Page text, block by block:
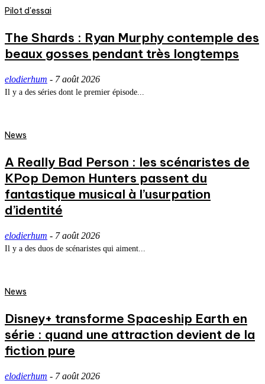
Pilot d'essai
The Shards : Ryan Murphy contemple des
beaux gosses pendant très longtemps
elodierhum - 7 août 2026
Il y a des séries dont le premier épisode...
News
A Really Bad Person : les scénaristes de
KPop Demon Hunters passent du
fantastique musical à l’usurpation
d’identité
elodierhum - 7 août 2026
Il y a des duos de scénaristes qui aiment...
News
Disney+ transforme Spaceship Earth en
série : quand une attraction devient de la
fiction pure
elodierhum - 7 août 2026